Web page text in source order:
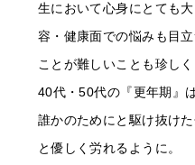
生において心身にとても
容・健康面での悩みも目
ことが難しいことも珍しく
40代・50代の『更年期』
誰かのためにと駆け抜け
と優しく労れるように。